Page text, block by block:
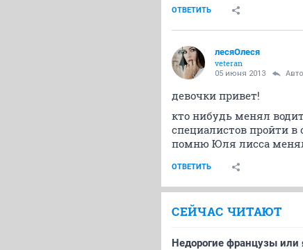
ОТВЕТИТЬ
лесяОлеся
veteran
05 июня 2013
девочки привет!
кто нибудь менял
специалистов пройти
помню Юля лисса
ОТВЕТИТЬ
СЕЙЧАС ЧИТАЮТ
Недорогие французы